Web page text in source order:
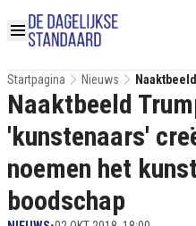
Startpagina Nieuws
Kunst
Naaktbeeld
'kunstenaars'
noemen het
boodschap